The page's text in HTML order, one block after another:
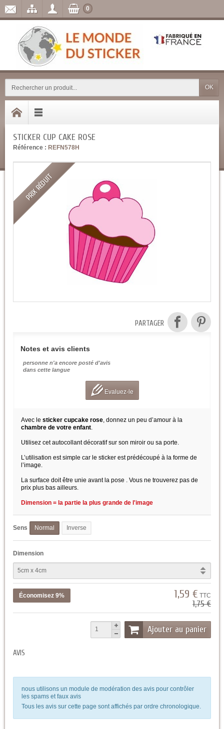
OK
0
STICKER CUP CAKE ROSE
Référence : REFN578H
PRIX RÉDUIT
PARTAGER
Notes et avis clients
personne n'a encore posté d'avis
dans cette langue
Evaluez-le
Avec le sticker cupcake rose, donnez un peu d’amour à la
chambre de votre enfant.
Utilisez cet autocollant décoratif sur son miroir ou sa porte.
L’utilisation est simple car le sticker est prédécoupé à la forme de
l’image.
La surface doit être unie avant la pose . Vous ne trouverez pas de
prix plus bas ailleurs.
Dimension = la partie la plus grande de l'image
Sens Normal Inverse
Dimension
Économisez 9% 1,59 € TTC
1,75 €
Ajouter au panier
AVIS
nous utilisons un module de modération des avis pour contrôler
les spams et faux avis
Tous les avis sur cette page sont affichés par ordre chronologique.